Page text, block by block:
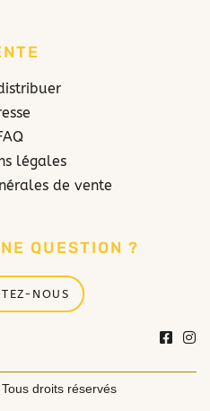
légales
de vente
QUESTION ?
NOUS
droits réservés